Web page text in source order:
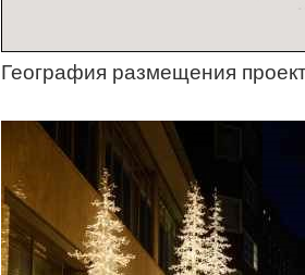
География размещения